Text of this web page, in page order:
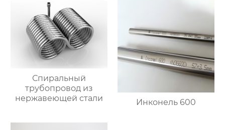
Спиральный
трубопровод из
нержавеющей стали
Инконель 600